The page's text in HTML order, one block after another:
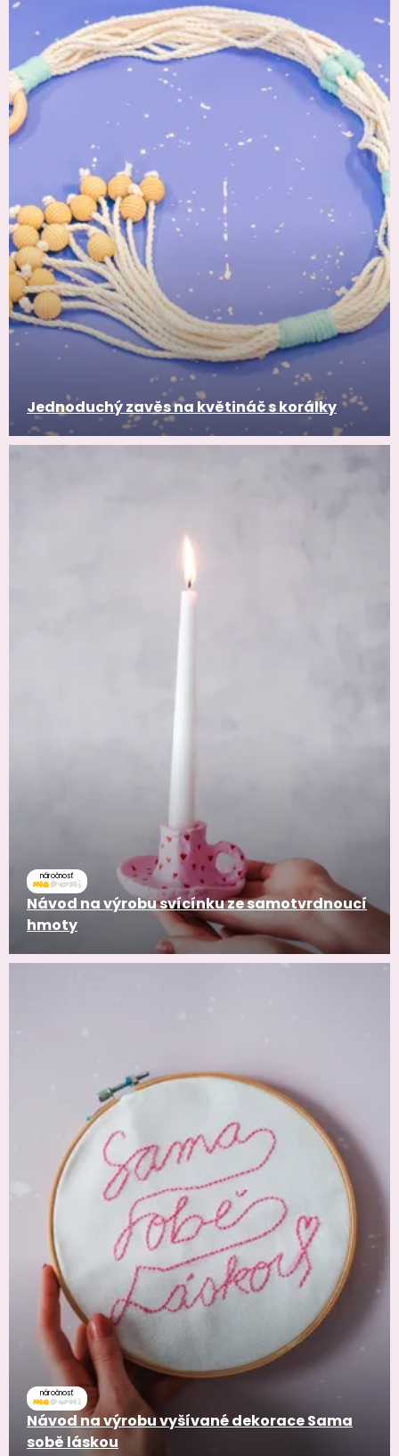
Jednoduchý zavěs na květináč s korálky
náročnosť
Návod na výrobu svícínku ze samotvrdnoucí
hmoty
náročnosť
Návod na výrobu vyšívané dekorace Sama
sobě láskou